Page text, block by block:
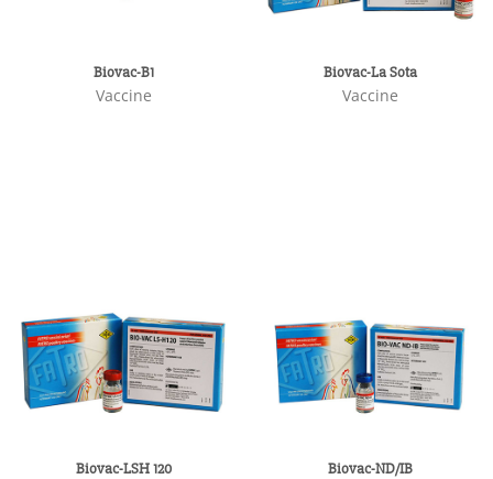
Biovac-B1
Vaccine
Biovac-La Sota
Vaccine
Biovac-LSH 120 Biovac-ND/IB